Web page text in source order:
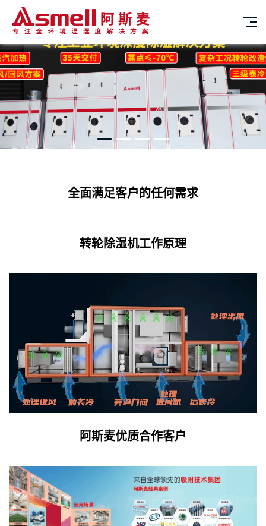
全面满足客户的任何需求
转轮除湿机工作原理
阿斯麦优质合作客户